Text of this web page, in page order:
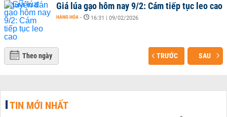
Giá lúa gạo hôm nay 9/2: Cám tiếp tục leo cao
HÀNG HÓA - 16:31 | 09/02/2026
Theo ngày TRƯỚC SAU
TIN MỚI NHẤT